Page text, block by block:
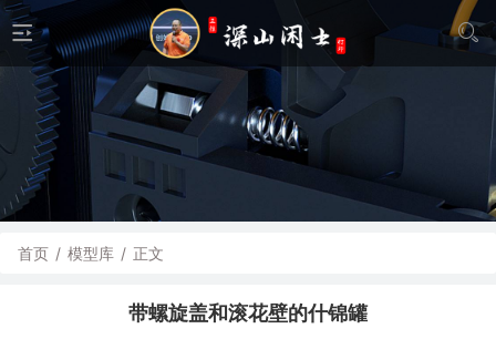
首页 / 模型库 / 正文
带螺旋盖和滚花壁的什锦罐